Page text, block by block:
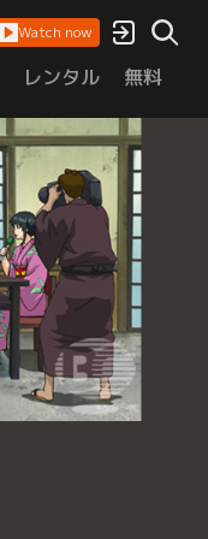
Watch now
レンタル 無料